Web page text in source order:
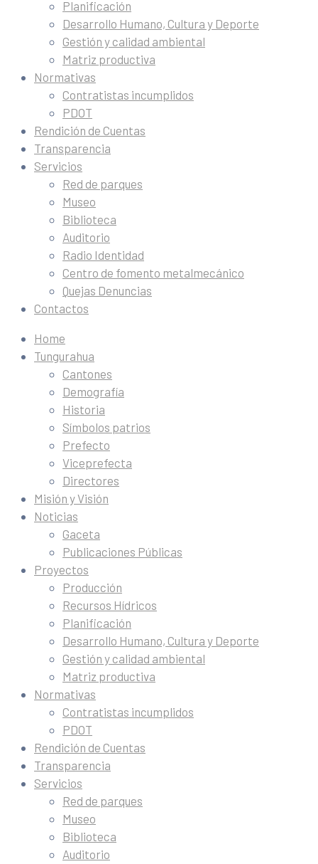
Planificación
Desarrollo Humano, Cultura y Deporte
Gestión y calidad ambiental
Matriz productiva
Normativas
Contratistas incumplidos
PDOT
Rendición de Cuentas
Transparencia
Servicios
Red de parques
Museo
Biblioteca
Auditorio
Radio Identidad
Centro de fomento metalmecánico
Quejas Denuncias
Contactos
Home
Tungurahua
Cantones
Demografía
Historia
Símbolos patrios
Prefecto
Viceprefecta
Directores
Misión y Visión
Noticias
Gaceta
Publicaciones Públicas
Proyectos
Producción
Recursos Hídricos
Planificación
Desarrollo Humano, Cultura y Deporte
Gestión y calidad ambiental
Matriz productiva
Normativas
Contratistas incumplidos
PDOT
Rendición de Cuentas
Transparencia
Servicios
Red de parques
Museo
Biblioteca
Auditorio